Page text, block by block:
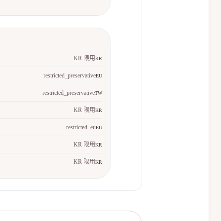
KR 限用KR
restricted_preservativeEU
restricted_preservativeTW
KR 限用KR
restricted_euEU
KR 限用KR
KR 限用KR